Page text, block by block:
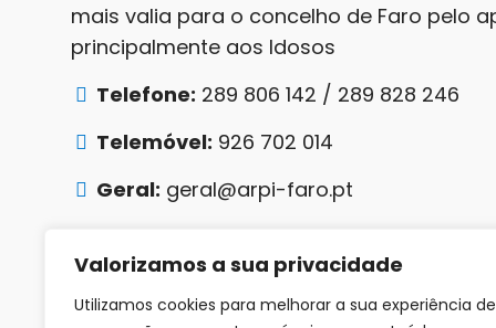
Valorizamos a sua privacidade
Utilizamos cookies para melhorar a sua experiência de
mais valia para o concelho de Faro pelo
principalmente aos Idosos
Telefone: 289 806 142 / 289 828 246
Telemóvel: 926 702 014
Geral: geral@arpi-faro.pt
Redes Sociais
facebookinstagram